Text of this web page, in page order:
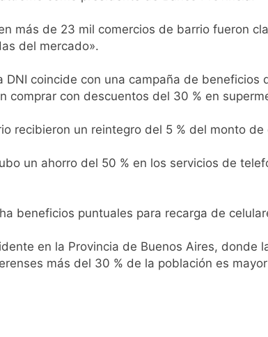
la visita del papa León XIV a la Argentina
Horas Atrás
Atrás
Loan: crecen las críticas al fiscal por
a Facundo Moyano, pero sigue imputado
peritaje comprobó que Sofía Clerici no recibió
La morosidad afecta más a los jóvenes del AMBA y
Sindicatos marchan contra la Ley de Tierras y por
más de 23 mil comercios de barrio fueron
del mercado».
DNI coincide con una campaña de
comprar con descuentos del 30 % en
recibieron un reintegro del 5 % del monto
un ahorro del 50 % en los servicios de
beneficios puntuales para recarga de
en la Provincia de Buenos Aires,
más del 30 % de la población es